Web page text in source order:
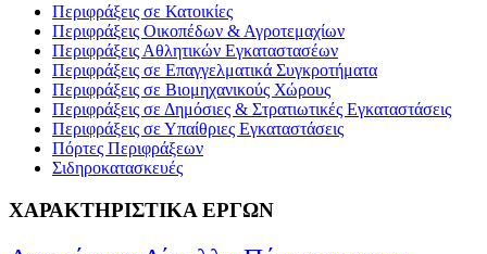
Περιφράξεις σε Κατοικίες
Περιφράξεις Οικοπέδων & Αγροτεμαχίων
Περιφράξεις Αθλητικών Εγκαταστασέων
Περιφράξεις σε Επαγγελματικά Συγκροτήματα
Περιφράξεις σε Βιομηχανικούς Χώρους
Περιφράξεις σε Δημόσιες & Στρατιωτικές Εγκαταστάσεις
Περιφράξεις σε Υπαίθριες Εγκαταστάσεις
Πόρτες Περιφράξεων
Σιδηροκατασκευές
ΧΑΡΑΚΤΗΡΙΣΤΙΚΑ ΕΡΓΩΝ